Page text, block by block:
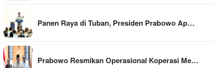
Panen Raya di Tuban, Presiden Prabowo Ap…
Prabowo Resmikan Operasional Koperasi Me…